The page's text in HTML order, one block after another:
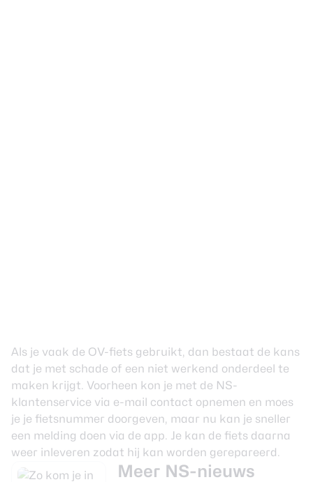
Als je vaak de OV-fiets gebruikt, dan bestaat de kans
dat je met schade of een niet werkend onderdeel te
maken krijgt. Voorheen kon je met de NS-
klantenservice via e-mail contact opnemen en moes
je je fietsnummer doorgeven, maar nu kan je sneller
een melding doen via de app. Je kan de fiets daarna
weer inleveren zodat hij kan worden gerepareerd.
Meer NS-nieuws